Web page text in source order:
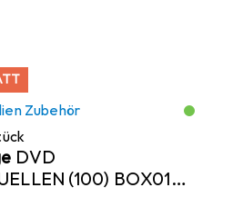
Zubehör
DVD
(100) BOX01
transparent